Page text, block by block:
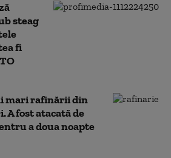
steag
fi
mari rafinării din
A fost atacată de
a doua noapte